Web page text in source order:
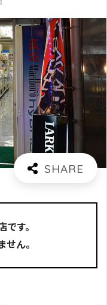
す。
ん。